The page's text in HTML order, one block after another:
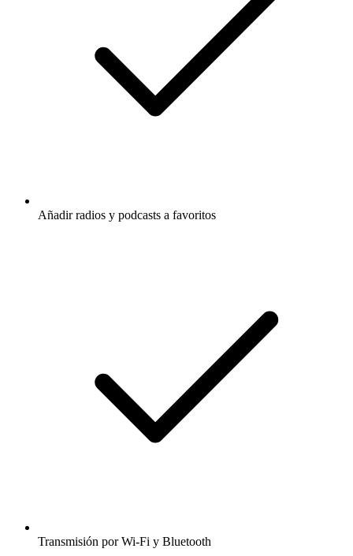
Añadir radios y podcasts a favoritos
Transmisión por Wi-Fi y Bluetooth